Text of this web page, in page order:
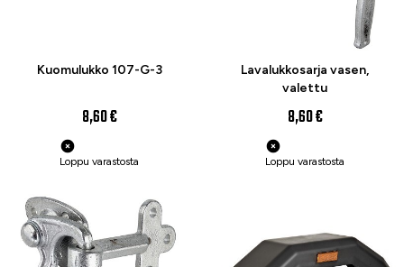
Kuomulukko 107-G-3
8,60 €
Loppu varastosta
Lavalukkosarja vasen,
valettu
8,60 €
Loppu varastosta